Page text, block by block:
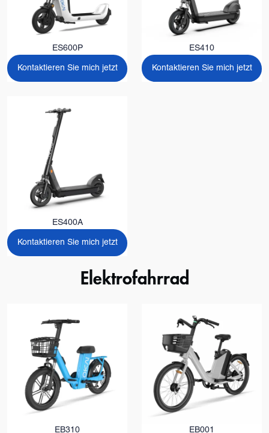
ES600P
Kontaktieren Sie mich jetzt
ES410
Kontaktieren Sie mich jetzt
ES400A
Kontaktieren Sie mich jetzt
Elektrofahrrad
EB310 EB001